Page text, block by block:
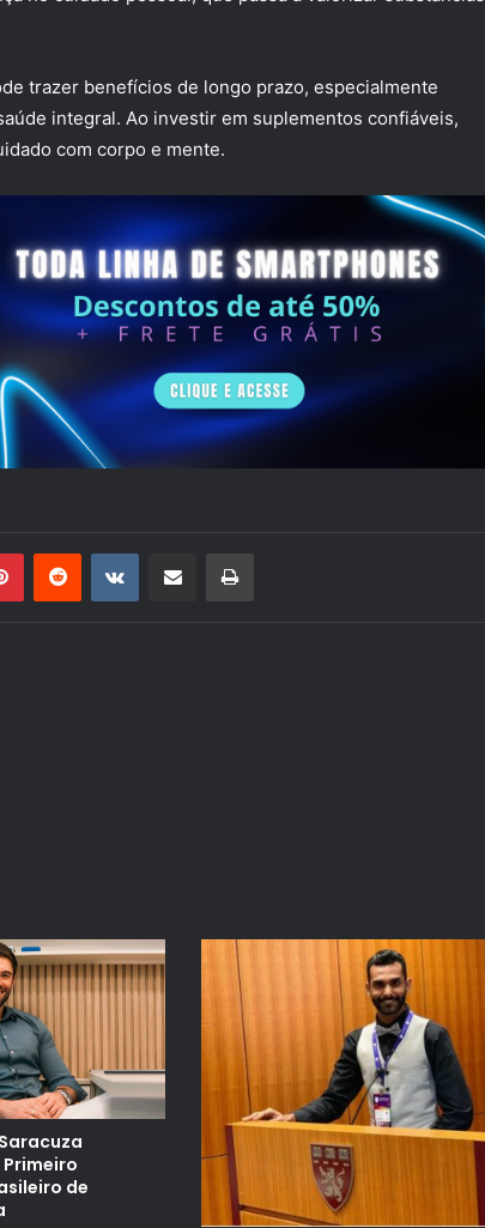
trazer benefícios de longo prazo, especialmente
integral. Ao investir em suplementos confiáveis,
com corpo e mente.
PinterestReddit VK Compartilhar via e-mail Imprimir
de